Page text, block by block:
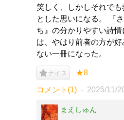
笑しく、しかしそれで
とした思いになる。 『
ち』の分かりやすい詩
は、やはり前者の方が
ない一冊になった。
ナイス ★8
コメント(1) 2025/11/
まえしゅん